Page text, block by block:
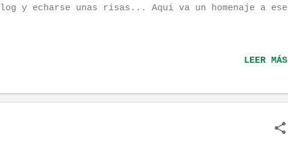
y echarse unas risas... Aqui va un homenaje a ese
LEER MÁS